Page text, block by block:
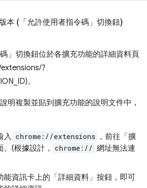
本 (「允許使用者指令碼」切換鈕)
」 切換鈕位於各擴充功能的詳細資料頁
?
。
明複製並貼到擴充功能的說明文件中，
入 chrome://extensions ，前往「擴
(根據設計，
chrome:// 網址無法連
能資訊卡上的「詳細資料」按鈕，即可